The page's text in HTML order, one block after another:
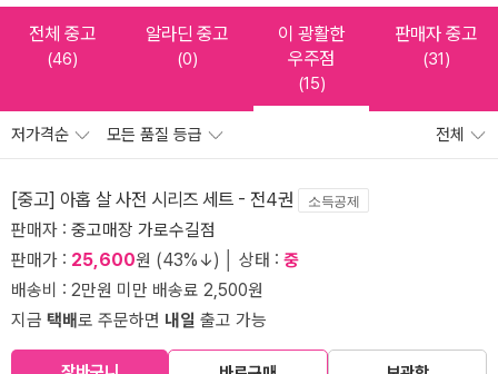
전체 중고
(46)
알라딘 중고
(0)
이 광활한
우주점
(15)
판매자 중고
(31)
저가격순 모든 품질 등급 전체
[중고] 아홉 살 사전 시리즈 세트 - 전4권 소득공제
판매자 : 중고매장 가로수길점
판매가 : 25,600원 (43%↓) │ 상태 : 중
배송비 : 2만원 미만 배송료 2,500원
지금 택배로 주문하면 내일 출고 가능